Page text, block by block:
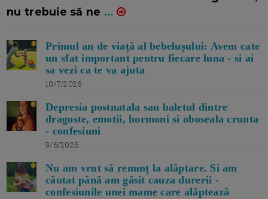
nu trebuie să ne ...
Primul an de viață al bebelușului: Avem cate
un sfat important pentru fiecare luna - si ai
sa vezi ca te va ajuta
10/7/2026
Depresia postnatala sau baletul dintre
dragoste, emotii, hormoni si oboseala crunta
- confesiuni
9/6/2026
Nu am vrut să renunț la alăptare. Si am
căutat până am găsit cauza durerii -
confesiunile unei mame care alăptează